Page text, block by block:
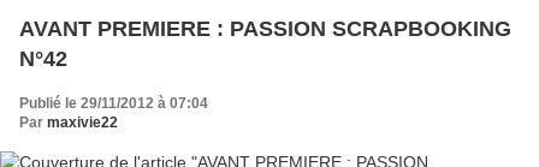
AVANT PREMIERE : PASSION SCRAPBOOKING
N°42
Publié le 29/11/2012 à 07:04
Par maxivie22